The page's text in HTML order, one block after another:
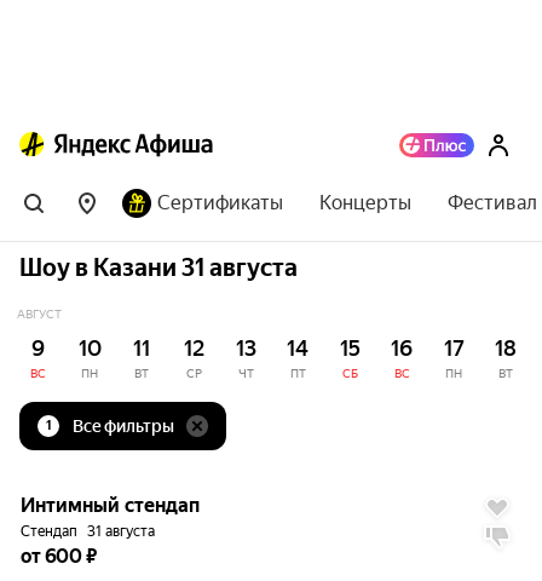
Сертификаты Концерты
Шоу в Казани 31 августа
АВГУСТ
9
ВС
10
ПН
11
ВТ
12
СР
13
ЧТ
14
ПТ
15
СБ
16
ВС
17
ПН
18
ВТ
1 Все фильтры
9.9
Интимный стендап
Стендап 31 августа
от 600 ₽